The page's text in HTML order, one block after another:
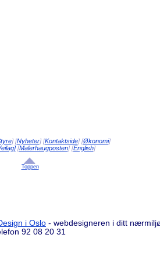
] [Nyheter] [Kontaktside] [Økonomi]
[Malerhaugposten] [English]
Toppen
i Oslo - webdesigneren i ditt
92 08 20 31